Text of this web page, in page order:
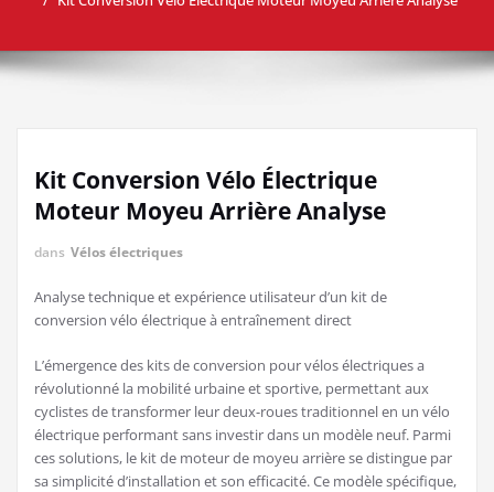
Kit Conversion Vélo Électrique
Moteur Moyeu Arrière Analyse
dans Vélos électriques
Analyse technique et expérience utilisateur d’un kit de
conversion vélo électrique à entraînement direct
L’émergence des kits de conversion pour vélos électriques a
révolutionné la mobilité urbaine et sportive, permettant aux
cyclistes de transformer leur deux-roues traditionnel en un vélo
électrique performant sans investir dans un modèle neuf. Parmi
ces solutions, le kit de moteur de moyeu arrière se distingue par
sa simplicité d’installation et son efficacité. Ce modèle spécifique,